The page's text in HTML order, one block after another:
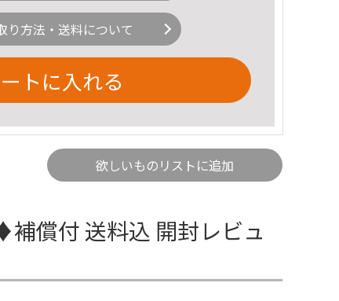
り方法・送料について
トに入れる
欲しいものリストに追加
償付 送料込 開封レビュ